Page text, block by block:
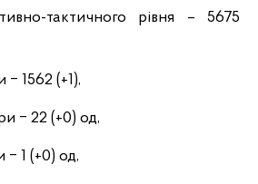
тактичного рівня – 5675
‒ 1562 (+1),
‒ 22 (+0) од,
‒ 1 (+0) од,